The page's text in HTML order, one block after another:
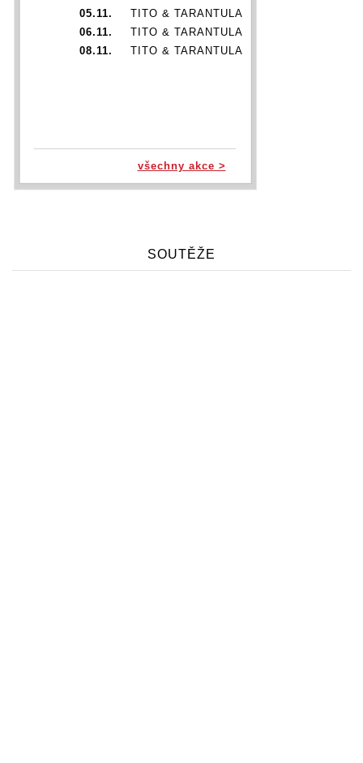
05.11.
TITO & TARANTULA
06.11.
TITO & TARANTULA
08.11.
TITO & TARANTULA
všechny akce >
SOUTĚŽE